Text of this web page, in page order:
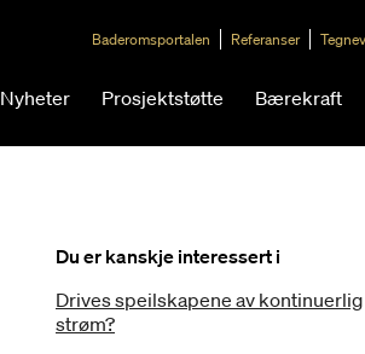
Baderomsportalen Referanser
Nyheter Prosjektstøtte Bærekraft
Du er kanskje interessert i
Drives speilskapene av kontinuerlig
strøm?